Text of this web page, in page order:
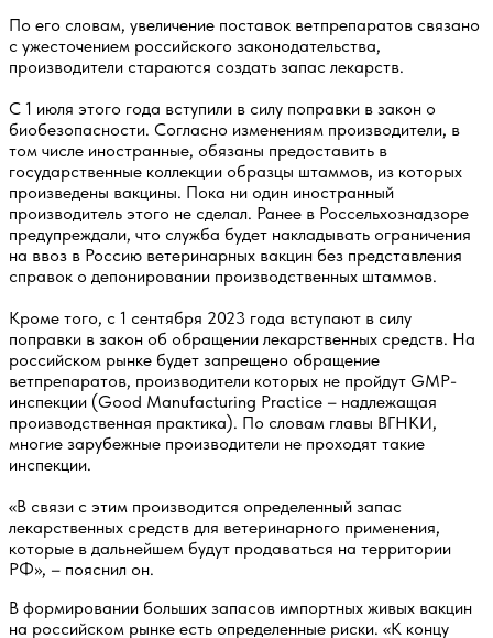
По его словам, увеличение поставок ветпрепаратов связано
с ужесточением российского законодательства,
производители стараются создать запас лекарств.
С 1 июля этого года вступили в силу поправки в закон о
биобезопасности. Согласно изменениям производители, в
том числе иностранные, обязаны предоставить в
государственные коллекции образцы штаммов, из которых
произведены вакцины. Пока ни один иностранный
производитель этого не сделал. Ранее в Россельхознадзоре
предупреждали, что служба будет накладывать ограничения
на ввоз в Россию ветеринарных вакцин без представления
справок о депонировании производственных штаммов.
Кроме того, с 1 сентября 2023 года вступают в силу
поправки в закон об обращении лекарственных средств. На
российском рынке будет запрещено обращение
ветпрепаратов, производители которых не пройдут GMP-
инспекции (Good Manufacturing Practice – надлежащая
производственная практика). По словам главы ВГНКИ,
многие зарубежные производители не проходят такие
инспекции.
«В связи с этим производится определенный запас
лекарственных средств для ветеринарного применения,
которые в дальнейшем будут продаваться на территории
РФ», – пояснил он.
В формировании больших запасов импортных живых вакцин
на российском рынке есть определенные риски. «К концу